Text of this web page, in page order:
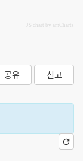
JS chart by amCharts
공유 신고